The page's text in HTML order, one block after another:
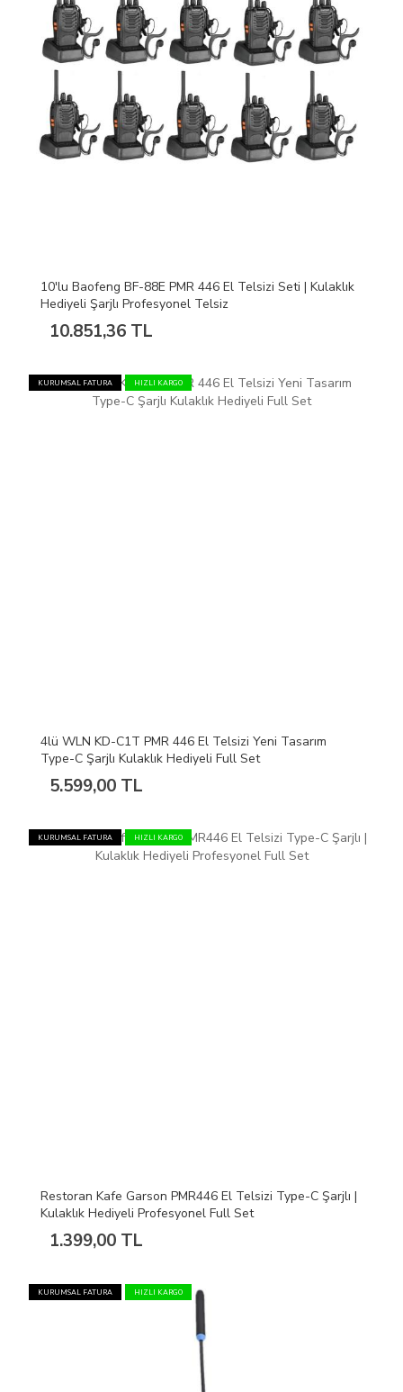
10'lu Baofeng BF-88E PMR 446 El Telsizi Seti | Kulaklık
Hediyeli Şarjlı Profesyonel Telsiz
10.851,36 TL
KURUMSAL FATURA HIZLI KARGO
4lü WLN KD-C1T PMR 446 El Telsizi Yeni Tasarım
Type-C Şarjlı Kulaklık Hediyeli Full Set
5.599,00 TL
KURUMSAL FATURA HIZLI KARGO
Restoran Kafe Garson PMR446 El Telsizi Type-C Şarjlı |
Kulaklık Hediyeli Profesyonel Full Set
1.399,00 TL
KURUMSAL FATURA HIZLI KARGO